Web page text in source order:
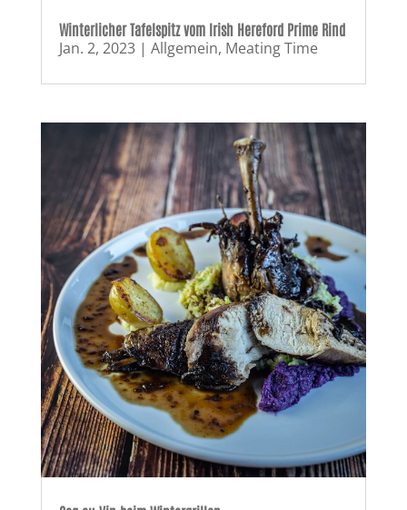
Winterlicher Tafelspitz vom Irish Hereford Prime Rind
Jan. 2, 2023| Allgemein, Meating Time